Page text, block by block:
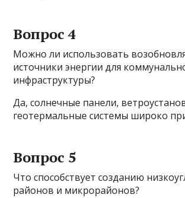
Вопрос 4
Можно ли использовать
источники энергии для
инфраструктуры?
Да, солнечные панели,
геотермальные системы широко
Вопрос 5
Что способствует созданию
районов и микрорайонов?